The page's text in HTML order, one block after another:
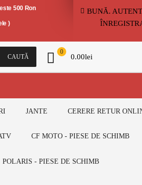
500 Ron
)
BUNĂ.
CAUTĂ 0.00lei
0
JANTE CERERE RETUR
CF MOTO - PIESE DE SCHIMB
POLARIS - PIESE DE SCHIMB